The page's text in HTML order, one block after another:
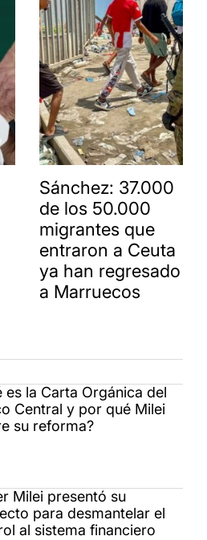
Sánchez: 37.000
de los 50.000
migrantes que
entraron a Ceuta
ya han regresado
a Marruecos
es la Carta Orgánica del
Central y por qué Milei
su reforma?
Milei presentó su
para desmantelar el
al sistema financiero